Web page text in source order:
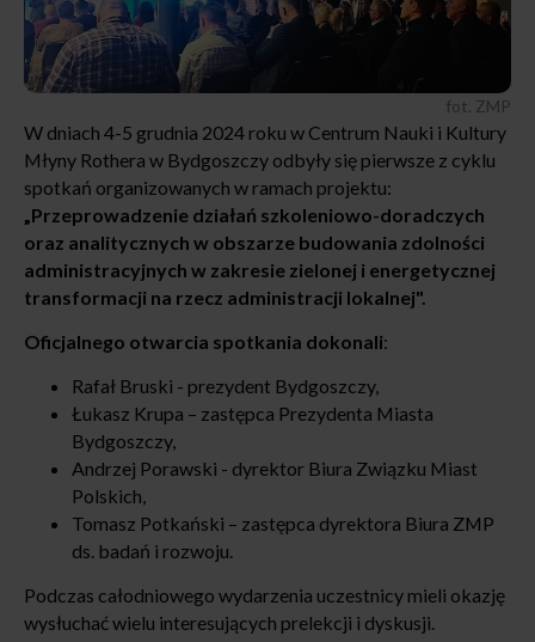
fot. ZMP
W dniach 4-5 grudnia 2024 roku w Centrum Nauki i Kultury
Młyny Rothera w Bydgoszczy odbyły się pierwsze z cyklu
spotkań organizowanych w ramach projektu:
„Przeprowadzenie działań szkoleniowo-doradczych
oraz analitycznych w obszarze budowania zdolności
administracyjnych w zakresie zielonej i energetycznej
transformacji na rzecz administracji lokalnej".
Oficjalnego otwarcia spotkania dokonali:
Rafał Bruski - prezydent Bydgoszczy,
Łukasz Krupa – zastępca Prezydenta Miasta
Bydgoszczy,
Andrzej Porawski - dyrektor Biura Związku Miast
Polskich,
Tomasz Potkański – zastępca dyrektora Biura ZMP
ds. badań i rozwoju.
Podczas całodniowego wydarzenia uczestnicy mieli okazję
wysłuchać wielu interesujących prelekcji i dyskusji.